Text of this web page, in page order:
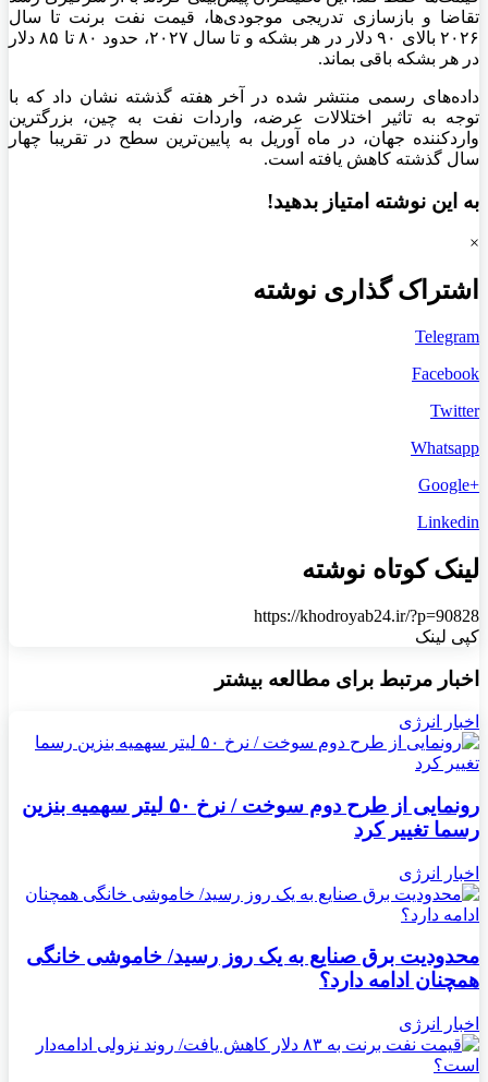
تقاضا و بازسازی تدریجی موجودی‌ها، قیمت نفت برنت تا سال
۲۰۲۶ بالای ۹۰ دلار در هر بشکه و تا سال ۲۰۲۷، حدود ۸۰ تا ۸۵ دلار
در هر بشکه باقی بماند.
داده‌های رسمی منتشر شده در آخر هفته گذشته نشان داد که با
توجه به تاثیر اختلالات عرضه، واردات نفت به چین، بزرگترین
واردکننده جهان، در ماه آوریل به پایین‌ترین سطح در تقریبا چهار
سال گذشته کاهش یافته است.
به این نوشته امتیاز بدهید!
×
اشتراک گذاری نوشته
Telegram
Facebook
Twitter
Whatsapp
+Google
Linkedin
لینک کوتاه نوشته
https://khodroyab24.ir/?p=90828
کپی لینک
اخبار مرتبط برای مطالعه بیشتر
اخبار انرژی
رونمایی از طرح دوم سوخت / نرخ ۵۰ لیتر سهمیه بنزین
رسما تغییر کرد
اخبار انرژی
محدودیت برق صنایع به یک روز رسید/ خاموشی خانگی
همچنان ادامه دارد؟
اخبار انرژی